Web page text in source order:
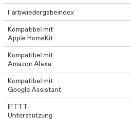
Farbwiedergabeindex
Kompatibel mit
Apple HomeKit
Kompatibel mit
Amazon Alexa
Kompatibel mit
Google Assistant
IFTTT-
Unterstützung